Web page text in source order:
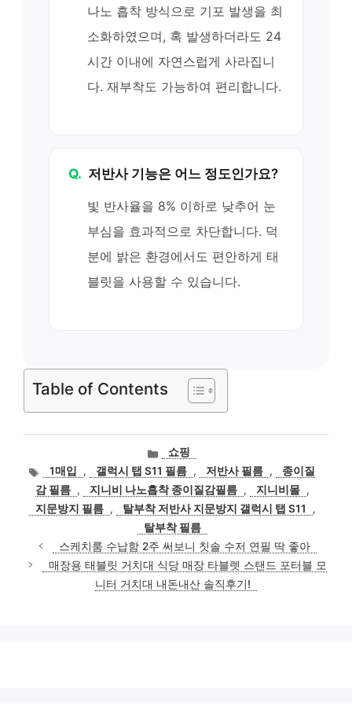
나노 흡착 방식으로 기포 발생을 최
소화하였으며, 혹 발생하더라도 24
시간 이내에 자연스럽게 사라집니
다. 재부착도 가능하여 편리합니다.
Q. 저반사 기능은 어느 정도인가요?
빛 반사율을 8% 이하로 낮추어 눈
부심을 효과적으로 차단합니다. 덕
분에 밝은 환경에서도 편안하게 태
블릿을 사용할 수 있습니다.
Table of Contents
카
테
고
리
쇼핑
태
그
1매입 , 갤럭시 탭 S11 필름 , 저반사 필름 ,
종이질
감 필름 , 지니비 나노흡착 종이질감필름 , 지니비몰 ,
지문방지 필름 , 탈부착 저반사 지문방지 갤럭시 탭 S11
,
탈부착 필름
스케치룸 수납함 2주 써보니 칫솔 수저 연필 딱 좋아
매장용 태블릿 거치대 식당 매장 타블렛 스탠드 포터블 모
니터 거치대 내돈내산 솔직후기!